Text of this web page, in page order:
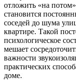
отложить «на
становится
соседей до шума
квартире. Такой
психологическое
мешает
важности
практических
доме.